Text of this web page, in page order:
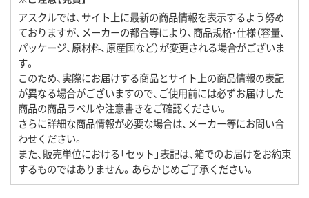
アスクルでは、サイト上に最新の商品情報を表示するよう努め
ておりますが、メーカーの都合等により、商品規格・仕様（容量、
パッケージ、原材料、原産国など）が変更される場合がございま
す。
このため、実際にお届けする商品とサイト上の商品情報の表記
が異なる場合がございますので、ご使用前には必ずお届けした
商品の商品ラベルや注意書きをご確認ください。
さらに詳細な商品情報が必要な場合は、メーカー等にお問い合
わせください。
また、販売単位における「セット」表記は、箱でのお届けをお約束
するものではありません。あらかじめご了承ください。